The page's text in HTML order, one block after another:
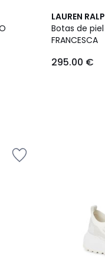
LAUREN
Botas de
FRANCESCA
295.00 €